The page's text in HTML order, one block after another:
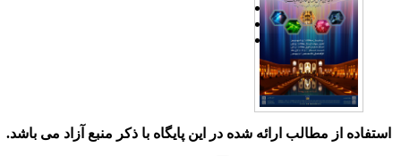
استفاده از مطالب ارائه شده در این پایگاه با ذکر منبع آزاد می باشد.